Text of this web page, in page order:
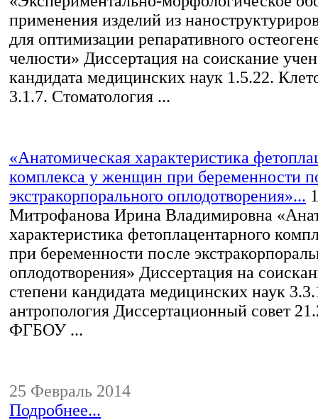
применения изделий из
для оптимизации репаративного
челюсти» Диссертация на соискание
кандидата медицинских наук 1.5.22.
3.1.7. Стоматология ...
«Анатомическая характеристика
комплекса у женщин при беременности
экстракорпорального оплодотворения»...
Митрофанова Ирина Владимировна
характеристика фетоплацентарного
при беременности после
оплодотворения» Диссертация на
степени кандидата медицинских наук
антропология Диссертационный совет
ФГБОУ ...
25 Февраль 2014
Подробнее...